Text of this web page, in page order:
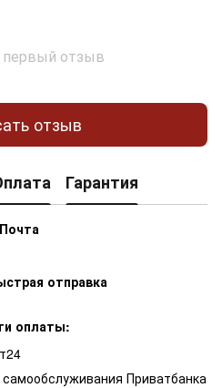
первый отзыв
отзыв
Гарантия
отправка
оплаты:
Приватбанка